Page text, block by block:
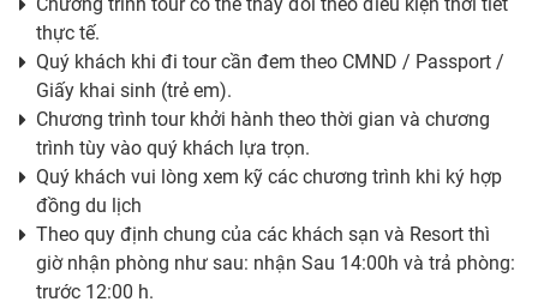
thực tế.
Quý khách khi đi tour cần đem theo CMND / Passport /
Giấy khai sinh (trẻ em).
Chương trình tour khởi hành theo thời gian và chương
trình tùy vào quý khách lựa trọn.
Quý khách vui lòng xem kỹ các chương trình khi ký hợp
đồng du lịch
Theo quy định chung của các khách sạn và Resort thì
giờ nhận phòng như sau: nhận Sau 14:00h và trả phòng:
trước 12:00 h.